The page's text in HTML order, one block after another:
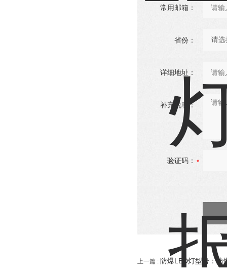
常用邮箱：
省份：
详细地址：
补充说明：
验证码：
上一篇 : 防爆LED灯型号：防